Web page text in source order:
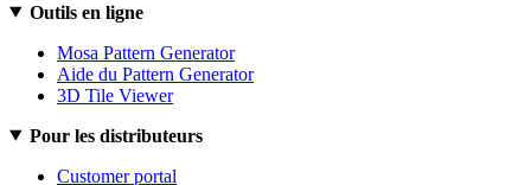
Outils en ligne
Mosa Pattern Generator
Aide du Pattern Generator
3D Tile Viewer
Pour les distributeurs
Customer portal